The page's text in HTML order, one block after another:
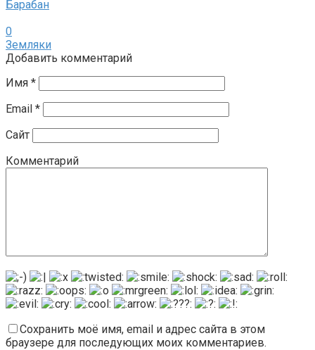
Барабан
0
Земляки
Добавить комментарий
Имя *
Email *
Сайт
Комментарий
Сохранить моё имя, email и адрес сайта в этом
браузере для последующих моих комментариев.